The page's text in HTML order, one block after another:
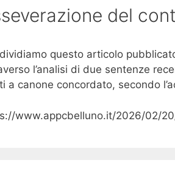
del
questo articolo
l’analisi di due sentenze
a canone concordato, secondo
www.appcbelluno.it/2026/02/